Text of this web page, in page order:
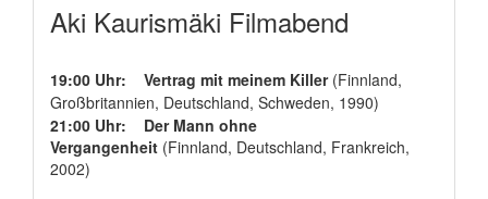
Aki Kaurismäki Filmabend
19:00 Uhr: Vertrag mit meinem Killer (Finnland,
Großbritannien, Deutschland, Schweden, 1990)
21:00 Uhr: Der Mann ohne
Vergangenheit (Finnland, Deutschland, Frankreich,
2002)